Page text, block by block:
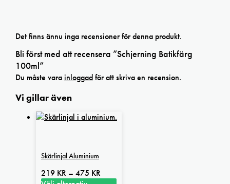
Det finns ännu inga recensioner för denna produkt.
Bli först med att recensera ”Schjerning Batikfärg
100ml”
Du måste varainloggadför att skriva en recension.
Vi gillar även
Skärlinjal Aluminium
219 KR – 475 KR